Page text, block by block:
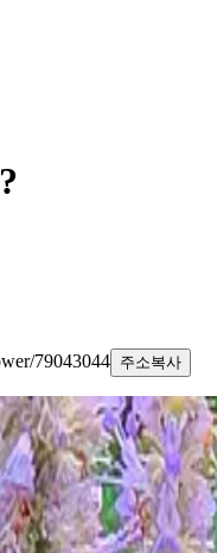
79043044 주소복사